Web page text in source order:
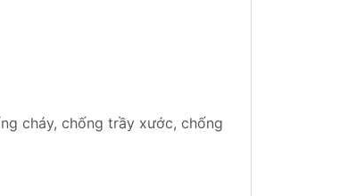
cháy, chống trầy xước, chống